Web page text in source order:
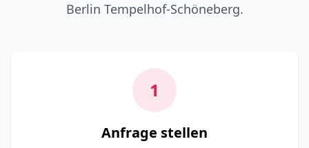
Berlin Tempelhof-Schöneberg.
1
Anfrage stellen